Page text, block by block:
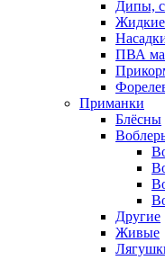
Дипы,
Жидкие
ПВА
Приманки
Блёсны
Другие
Живые